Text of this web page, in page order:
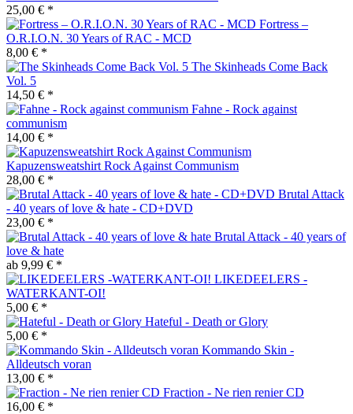
25,00 € *
Fortress –
O.R.I.O.N. 30 Years of RAC - MCD
8,00 € *
The Skinheads Come Back
Vol. 5
14,50 € *
Fahne - Rock against
communism
14,00 € *
Kapuzensweatshirt Rock Against Communism
28,00 € *
Brutal Attack
- 40 years of love & hate - CD+DVD
23,00 € *
Brutal Attack - 40 years of
love & hate
ab 9,99 € *
LIKEDEELERS -
WATERKANT-OI!
5,00 € *
Hateful - Death or Glory
5,00 € *
Kommando Skin -
Alldeutsch voran
13,00 € *
Fraction - Ne rien renier CD
16,00 € *